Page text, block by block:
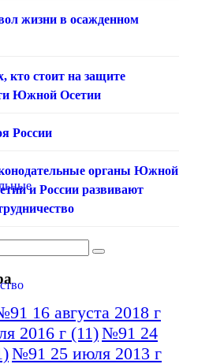
жизни в осажденном
кто стоит на защите
Южной Осетии
России
органы Южной
и России развивают
16 августа 2018 г
2016 г (11)№91 24
№91 25 июля 2013 г